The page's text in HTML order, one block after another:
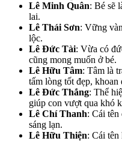
Lê Minh Quân: Bé sẽ
lai.
Lê Thái Sơn: Vững
lộc.
Lê Ðức Tài: Vừa có
cũng mong muốn ở bé.
Lê Hữu Tâm: Tâm là
tấm lòng tốt đẹp, khoan
Lê Ðức Thắng: Thể
giúp con vượt qua khó
Lê Chí Thanh: Cái
sáng lạn.
Lê Hữu Thiện: Cái tên